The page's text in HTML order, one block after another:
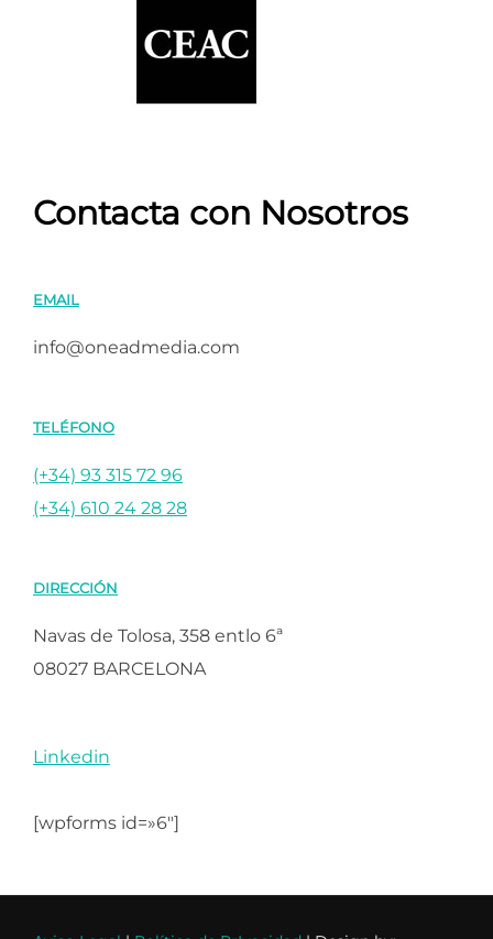
Contacta con Nosotros
EMAIL
info@oneadmedia.com
TELÉFONO
(+34) 93 315 72 96
(+34) 610 24 28 28
DIRECCIÓN
Navas de Tolosa, 358 entlo 6ª
08027 BARCELONA
Linkedin
[wpforms id=»6″]